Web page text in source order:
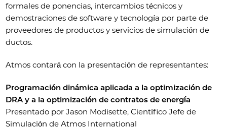
formales de ponencias, intercambios técnicos y
demostraciones de software y tecnología por parte de
proveedores de productos y servicios de simulación de
ductos.
Atmos contará con la presentación de representantes:
Programación dinámica aplicada a la optimización de
DRA y a la optimización de contratos de energía
Presentado por Jason Modisette, Científico Jefe de
Simulación de Atmos International